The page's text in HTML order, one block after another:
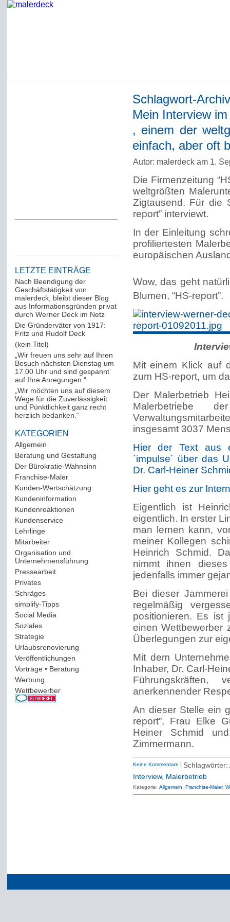
LETZTE EINTRÄGE
Nach Beendigung der
Geschäftstätigkeit von
malerdeck, bleibt dieser Blog
aus Informationsgründen privat
durch Werner Deck im Netz
Die Gründerväter von 1917:
Fritz und Rudolf Deck
(kein Titel)
„Wir freuen uns sehr auf Ihren
Besuch nächsten Dienstag um
17.00 Uhr und sind gespannt
auf Ihre Anregungen.“
„Wir möchten uns auf diesem
Wege für die Zuverlässigkeit
und Pünktlichkeit ganz recht
herzlich bedanken.“
KATEGORIEN
Allgemein
Beratung und Gestaltung
Der Bürokratie-Wahnsinn
Franchise-Maler(42)
Kunden-Wertschätzung
Kundeninformation
Kundenreaktionen
Kundenservice(178)
Lehrlinge(54)
Mitarbeiter(163)
Organisation und
Unternehmensführung
Pressearbeit(12)
Privates(193)
Schräges(161)
simplify-Tipps(123)
Social Media
Soziales(37)
Strategie(220)
Urlaubsrenovierung
Veröffentlichungen
Vorträge • Beratung
Werbung
Wettbewerber(61)
Schlagwort-
Mein Interview
, einem der
einfach, aber oft
Autor: malerdeck am 1.
Die Firmenzeitung
weltgrößten
Zigtausend. Für die
report” interviewt.
In der Einleitung
profiliertesten
europäischen
Wow, das geht
Blumen, “HS-report”.
Mit einem Klick auf
zum HS-report, um
Der Malerbetrieb
Malerbetriebe
insgesamt 3037
Hier der Text aus
´impulse´ über das
Dr. Carl-Heiner
Hier geht es zur
Eigentlich ist
eigentlich. In erster
man lernen kann,
meiner Kollegen
Heinrich Schmid.
nimmt ihnen
jedenfalls immer
Bei dieser
regelmäßig
positionieren. Es ist
einen Wettbewerber
Überlegungen zur
Mit dem
Inhaber, Dr. Carl-
anerkennender
An dieser Stelle ein
report”, Frau Elke
Heiner Schmid
Zimmermann.
Keine Kommentare | Schlagwörter:
Interview, Malerbetrieb
Kategorie: Allgemein Franchise-Maler